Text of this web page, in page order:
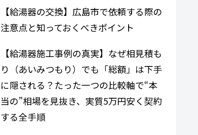
【給湯器の交換】広島市で依頼する際の
注意点と知っておくべきポイント
【給湯器施工事例の真実】なぜ相見積も
り（あいみつもり）でも「総額」は下手
に隠される？たった一つの比較軸で“本
当の”相場を見抜き、実質5万円安く契約
する全手順